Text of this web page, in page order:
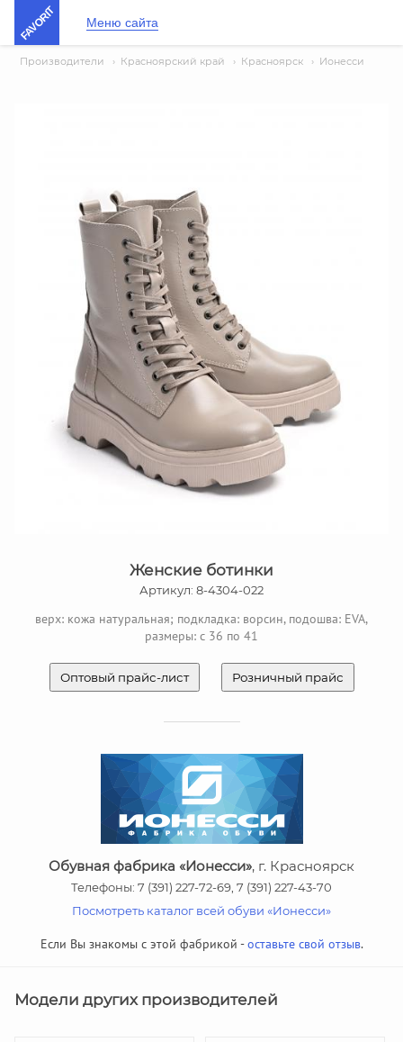
FAVORIT Меню сайта
Производители › Красноярский край › Красноярск › Ионесси
Женские ботинки
Артикул: 8-4304-022
верх: кожа натуральная; подкладка: ворсин, подошва: EVA,
размеры: с 36 по 41
Оптовый прайс-лист Розничный прайс
Обувная фабрика «Ионесси», г. Красноярск
Телефоны: 7 (391) 227-72-69, 7 (391) 227-43-70
Посмотреть каталог всей обуви «Ионесси»
Если Вы знакомы с этой фабрикой -оставьте свой отзыв.
Модели других производителей